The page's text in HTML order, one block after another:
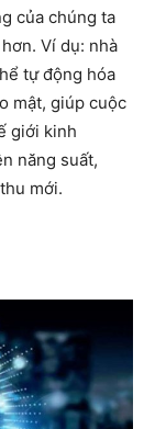
của chúng ta
Ví dụ: nhà
tự động hóa
mật, giúp cuộc
giới kinh
năng suất,
mới.